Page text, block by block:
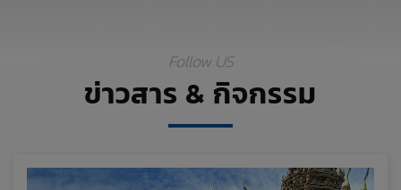
Follow US
ข่าวสาร & กิจกรรม